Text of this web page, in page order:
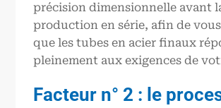
précision dimensionnelle avant
production en série, afin de
que les tubes en acier finaux
pleinement aux exigences de
Facteur n° 2 : le